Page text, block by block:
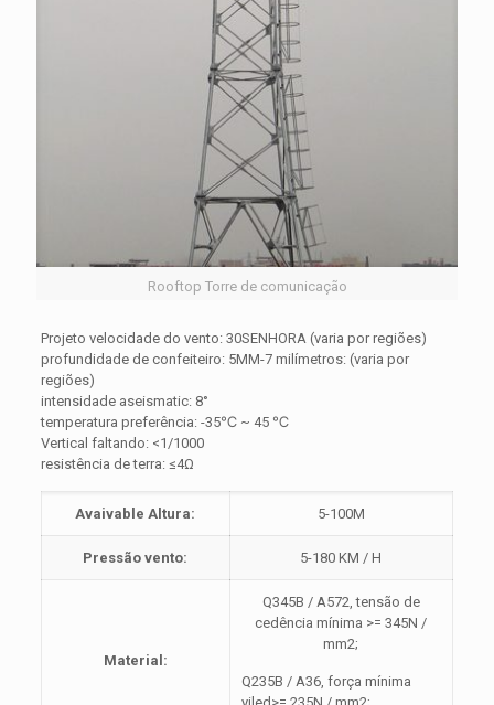
Rooftop Torre de comunicação
Projeto velocidade do vento: 30SENHORA (varia por regiões)
profundidade de confeiteiro: 5MM-7 milímetros: (varia por
regiões)
intensidade aseismatic: 8°
temperatura preferência: -35℃ ~ 45 ℃
Vertical faltando: <1/1000
resistência de terra: ≤4Ω
Avaivable Altura: 5-100M
Pressão vento: 5-180 KM / H
Material:
Q345B / A572, tensão de
cedência mínima >= 345N /
mm2;
Q235B / A36, força mínima